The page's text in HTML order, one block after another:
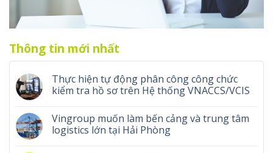
Thông tin mới nhất
Thực hiện tự động phân công công chức
kiểm tra hồ sơ trên Hệ thống VNACCS/VCIS
Vingroup muốn làm bến cảng và trung tâm
logistics lớn tại Hải Phòng